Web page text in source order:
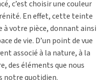
c’est choisir une couleur
En effet, cette teinte
votre pièce, donnant ainsi
de vie. D’un point de vue
associé à la nature, à la
des éléments que nous
notre quotidien.